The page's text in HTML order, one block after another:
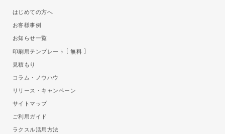
はじめての方へ
お客様事例
お知らせ一覧
印刷用テンプレート
無料
見積もり
コラム・ノウハウ
リリース・キャンペーン
サイトマップ
ご利用ガイド
ラクスル活用方法